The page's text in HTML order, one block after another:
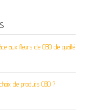
aux fleurs de CBD de qualité
de produits CBD ?